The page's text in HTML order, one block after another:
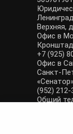
Верхняя,
Офис в
+7 (925)
Офис в
Санкт-
(952) 212-
Общий
E-mail:
Номер в